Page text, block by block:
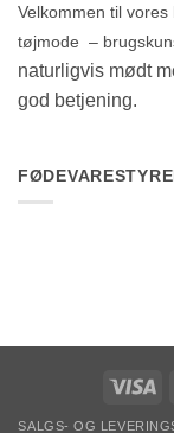
Velkommen til
tøjmode –
naturligvis mødt
god betjening.
SALGS- OG